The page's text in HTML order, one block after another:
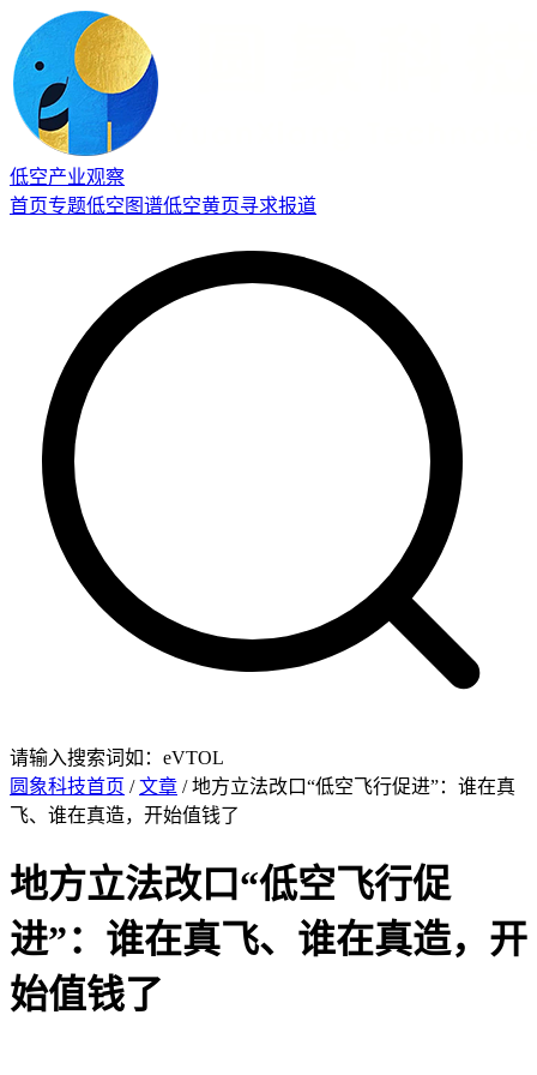
低空产业观察
首页专题低空图谱低空黄页寻求报道
请输入搜索词如：eVTOL
圆象科技首页 /文章 / 地方立法改口“低空飞行促进”：谁在真
飞、谁在真造，开始值钱了
地方立法改口“低空飞行促
进”：谁在真飞、谁在真造，开
始值钱了